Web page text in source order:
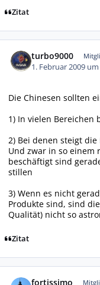
Zitat
turbo9000
1. Februar 2009 um
Die Chinesen sollten
1) In vielen
2) Bei denen steigt
Und zwar in so einem
beschäftigt sind
stillen
3) Wenn es nicht
Produkte sind, sind
Qualität) nicht so
Zitat
fortissimo